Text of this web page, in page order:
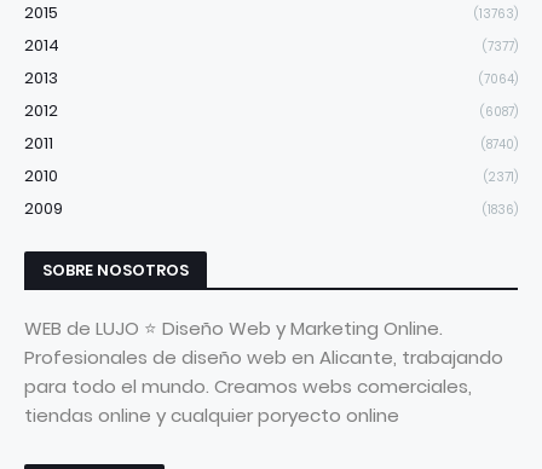
2015 (13763)
2014 (7377)
2013 (7064)
2012 (6087)
2011 (8740)
2010 (2371)
2009 (1836)
SOBRE NOSOTROS
WEB de LUJO ⭐ Diseño Web y Marketing Online.
Profesionales de diseño web en Alicante, trabajando
para todo el mundo. Creamos webs comerciales,
tiendas online y cualquier poryecto online